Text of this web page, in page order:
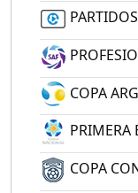
COPA
PRIMERA
COPA